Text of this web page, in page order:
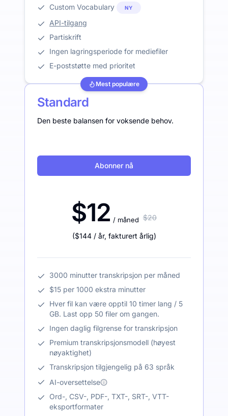
Custom Vocabulary
NY
API-tilgang
Partiskrift
Ingen lagringsperiode for mediefiler
E-poststøtte med prioritet
Mest populære
Standard
Den beste balansen for voksende behov.
Abonner nå
$12 / måned $20
($144 / år, fakturert årlig)
3000 minutter transkripsjon per måned
$15 per 1000 ekstra minutter
Hver fil kan være opptil 10 timer lang / 5
GB. Last opp 50 filer om gangen.
Ingen daglig filgrense for transkripsjon
Premium transkripsjonsmodell (høyest
nøyaktighet)
Transkripsjon tilgjengelig på 63 språk
AI-oversettelse
Ord-, CSV-, PDF-, TXT-, SRT-, VTT-
eksportformater